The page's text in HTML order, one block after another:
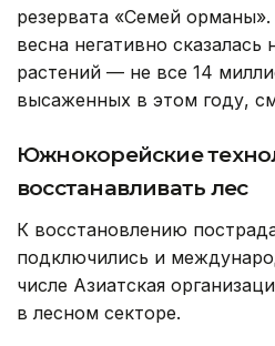
резервата «Семей
весна негативно
растений — не все 14
высаженных в этом году,
Южнокорейские
восстанавливать лес
К восстановлению
подключились и
числе Азиатская
в лесном секторе.